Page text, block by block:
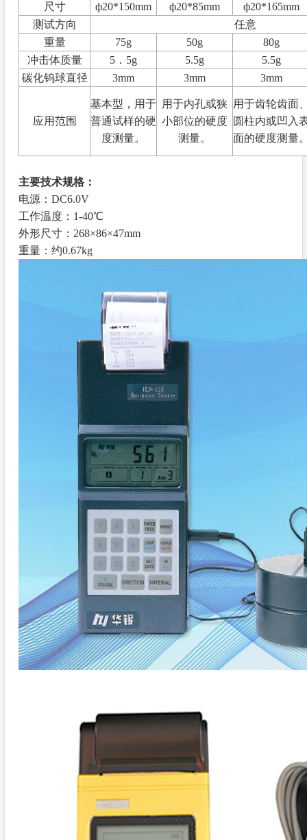
尺寸
ф20*150mm ф20*85mm
ф20*165mm
测试方向
任意
重量
75g 50g
80g
冲击体质量
5．5g 5.5g
5.5g
碳化钨球直径
3mm 3mm 3mm
应用范围
基本型，用于
普通试样的硬
度测量。
用于内孔或狭
小部位的硬度
测量。
用于齿轮齿面
圆柱内或凹入
面的硬度测量
主要技术规格：
电源： DC6.0V
工作温度： 1-40℃
外形尺寸： 268×86×47mm
重量：约0.67kg